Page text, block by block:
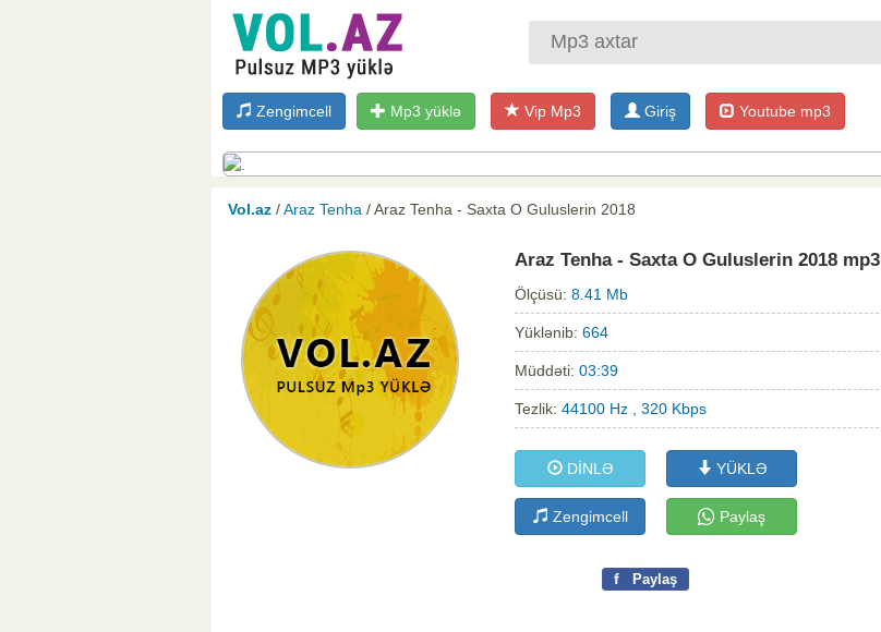
Zengimcell Mp3 yüklə Vip Mp3 Giriş Youtube mp3
Vol.az /Araz Tenha / Araz Tenha - Saxta O Guluslerin 2018
Araz Tenha - Saxta O Guluslerin 2018 mp3
Ölçüsü: 8.41 Mb
Yüklənib: 664
Müddəti: 03:39
Tezlik: 44100 Hz , 320 Kbps
DİNLƏ YÜKLƏ
Zengimcell Paylaş
f Paylaş